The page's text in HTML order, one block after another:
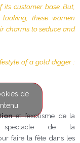
customer base…But,
these women
charms to seduce and
of a gold digger :
de
et l’exotisme de la
de la
faire la fête dans les